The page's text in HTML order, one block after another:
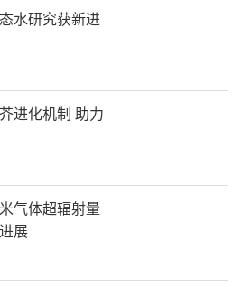
水研究获新进
进化机制 助力
气体超辐射量
展